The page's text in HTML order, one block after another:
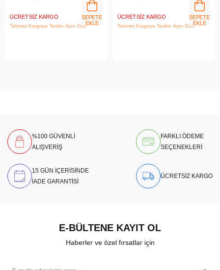
ÜCRETSIZ KARGO
Tahmini Kargoya Teslim: Aynı Gün
SEPETE
EKLE
ÜCRETSIZ KARGO
Tahmini Kargoya Teslim: Aynı Gün
SEPETE
EKLE
%100 GÜVENLİ
ALIŞVERİŞ
FARKLI ÖDEME
SEÇENEKLERİ
15 GÜN İÇERİSİNDE
İADE GARANTİSİ
ÜCRETSİZ KARGO
E-BÜLTENE KAYIT OL
Haberler ve özel fırsatlar için